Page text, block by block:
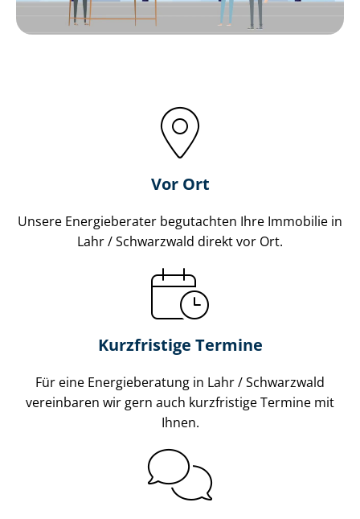
Vor Ort
Unsere Energieberater begutachten Ihre Immobilie in
Lahr / Schwarzwald direkt vor Ort.
Kurzfristige Termine
Für eine Energieberatung in Lahr / Schwarzwald
vereinbaren wir gern auch kurzfristige Termine mit
Ihnen.